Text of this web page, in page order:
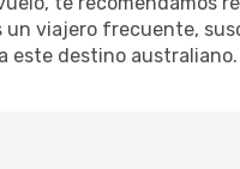
un viajero frecuente,
este destino australiano.